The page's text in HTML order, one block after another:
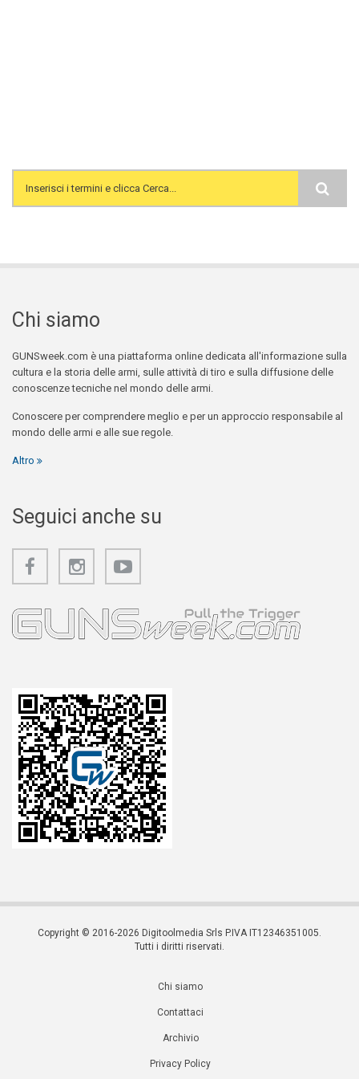
Search form
Chi siamo
GUNSweek.com è una piattaforma online dedicata all'informazione sulla
cultura e la storia delle armi, sulle attività di tiro e sulla diffusione delle
conoscenze tecniche nel mondo delle armi.
Conoscere per comprendere meglio e per un approccio responsabile al
mondo delle armi e alle sue regole.
Altro
Seguici anche su
Copyright © 2016-2026 Digitoolmedia Srls P.IVA IT12346351005.
Tutti i diritti riservati.
Chi siamo
Contattaci
Archivio
Privacy Policy